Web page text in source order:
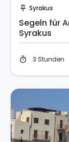
push_pin Syrakus
Segeln für
Syrakus
timer 3 Stunden